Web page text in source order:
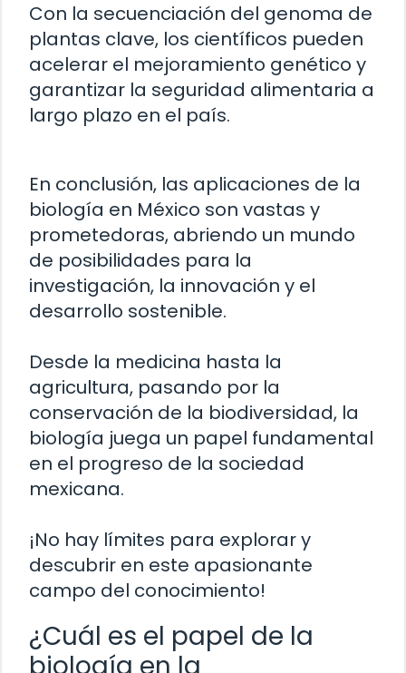
Con la secuenciación del genoma de
plantas clave, los científicos pueden
acelerar el mejoramiento genético y
garantizar la seguridad alimentaria a
largo plazo en el país.
En conclusión, las aplicaciones de la
biología en México son vastas y
prometedoras, abriendo un mundo
de posibilidades para la
investigación, la innovación y el
desarrollo sostenible.
Desde la medicina hasta la
agricultura, pasando por la
conservación de la biodiversidad, la
biología juega un papel fundamental
en el progreso de la sociedad
mexicana.
¡No hay límites para explorar y
descubrir en este apasionante
campo del conocimiento!
¿Cuál es el papel de la